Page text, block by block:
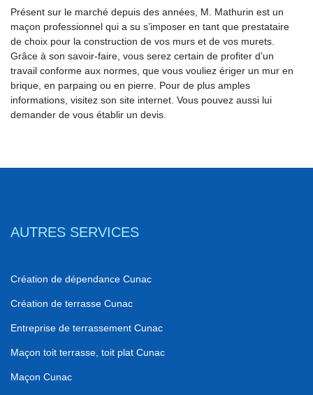
Présent sur le marché depuis des années, M. Mathurin est un
maçon professionnel qui a su s’imposer en tant que prestataire
de choix pour la construction de vos murs et de vos murets.
Grâce à son savoir-faire, vous serez certain de profiter d’un
travail conforme aux normes, que vous vouliez ériger un mur en
brique, en parpaing ou en pierre. Pour de plus amples
informations, visitez son site internet. Vous pouvez aussi lui
demander de vous établir un devis.
AUTRES SERVICES
Création de dépendance Cunac
Création de terrasse Cunac
Entreprise de terrassement Cunac
Maçon toit terrasse, toit plat Cunac
Maçon Cunac